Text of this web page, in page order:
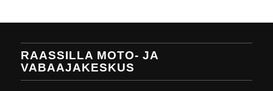
RAASSILLA MOTO- JA
VABAAJAKESKUS